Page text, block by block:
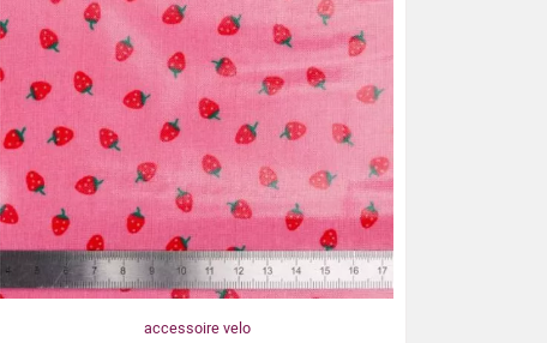
accessoire velo